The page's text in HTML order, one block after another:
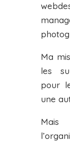
Ma
les
pour
une